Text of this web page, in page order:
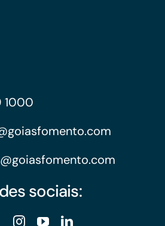
1000
sociais: